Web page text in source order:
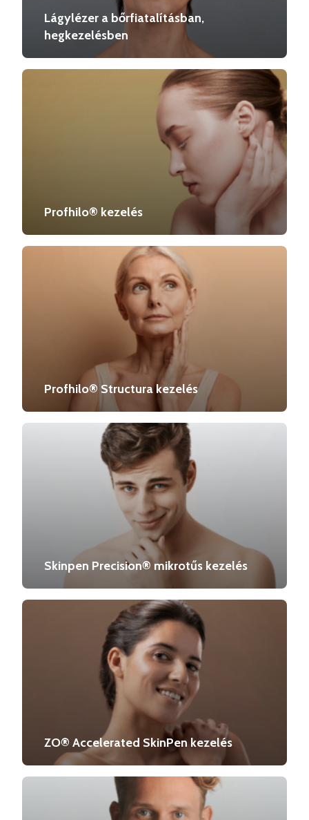
Lágylézer a bőrfiatalításban,
hegkezelésben
Profhilo® kezelés
Profhilo® Structura kezelés
Skinpen Precision® mikrotűs kezelés
ZO® Accelerated SkinPen kezelés